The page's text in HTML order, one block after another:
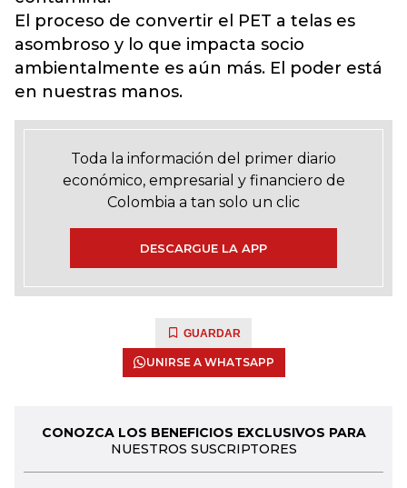
El proceso de convertir el PET a telas es
asombroso y lo que impacta socio
ambientalmente es aún más. El poder está
en nuestras manos.
Toda la información del primer diario
económico, empresarial y financiero de
Colombia a tan solo un clic
DESCARGUE LA APP
GUARDAR
UNIRSE A WHATSAPP
CONOZCA LOS BENEFICIOS EXCLUSIVOS PARA
NUESTROS SUSCRIPTORES